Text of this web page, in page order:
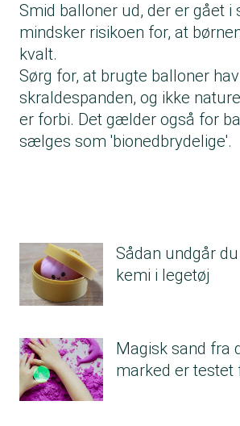
Smid balloner ud, der er gået i
mindsker risikoen for, at
kvalt.
Sørg for, at brugte balloner
skraldespanden, og ikke
er forbi. Det gælder også for
sælges som 'bionedbrydelige'.
Sådan undgår
kemi i legetøj
Magisk sand fra
marked er testet